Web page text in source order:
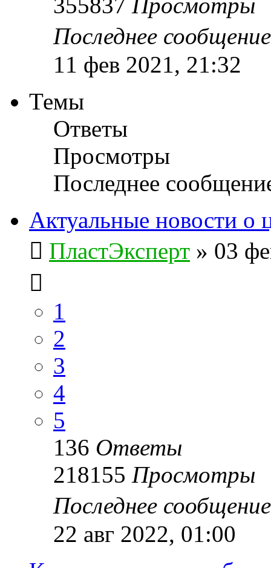
Последнее
11 фев 2021, 21:32
Темы
Ответы
Просмотры
Последнее
Актуальные новости о
ПластЭксперт » 03
1
2
3
4
5
136 Ответы
218155 Просмотры
Последнее
22 авг 2022, 01:00